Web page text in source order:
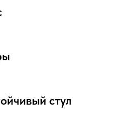
стул